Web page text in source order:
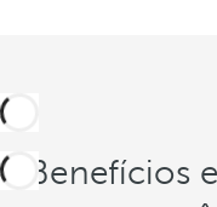
Benefícios